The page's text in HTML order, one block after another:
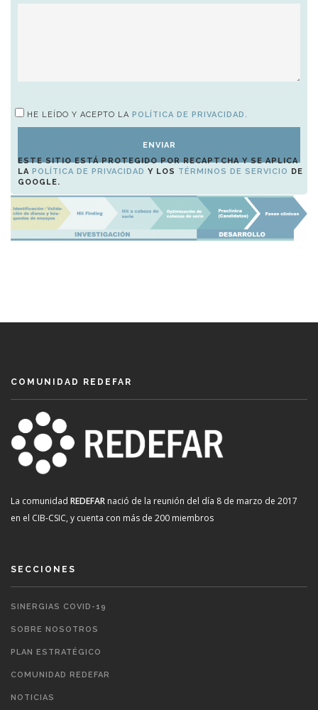
HE LEÍDO Y ACEPTO LA POLÍTICA DE PRIVACIDAD .
ESTE SITIO ESTÁ PROTEGIDO POR RECAPTCHA Y SE APLICA
LA POLÍTICA DE PRIVACIDAD Y LOS TÉRMINOS DE SERVICIO DE
GOOGLE.
COMUNIDAD REDEFAR
La comunidad REDEFAR nació de la reunión del día 8 de marzo de 2017
en el CIB-CSIC, y cuenta con más de 200 miembros
SECCIONES
SINERGIAS COVID-19
SOBRE NOSOTROS
PLAN ESTRATÉGICO
COMUNIDAD REDEFAR
NOTICIAS